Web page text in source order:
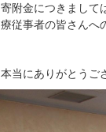
寄附金につきまして
療従事者の皆さんへ
本当にありがとうご